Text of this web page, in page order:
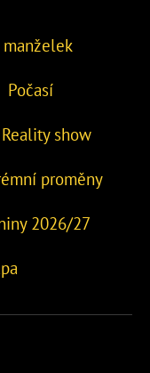
Počasí
Reality show
proměny
2026/27